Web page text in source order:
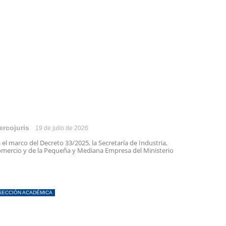
19 de julio de 2026
el marco del Decreto 33/2025, la Secretaría de Industria,
y de la Pequeña y Mediana Empresa del Ministerio
ACADÉMICA